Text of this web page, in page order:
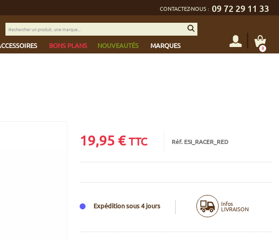
CONTACTEZ-NOUS : 09 72 29 11 33
BONS PLANS NOUVEAUTÉS MARQUES 0
19,95 € TTC Réf. ESI_RACER_RED
Expédition sous 4 jours Infos
LIVRAISON